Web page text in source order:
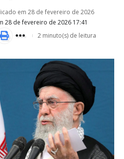
28 de fevereiro de 2026 17:41
em 28 de fevereiro de 2026
2 minuto(s) de leitura